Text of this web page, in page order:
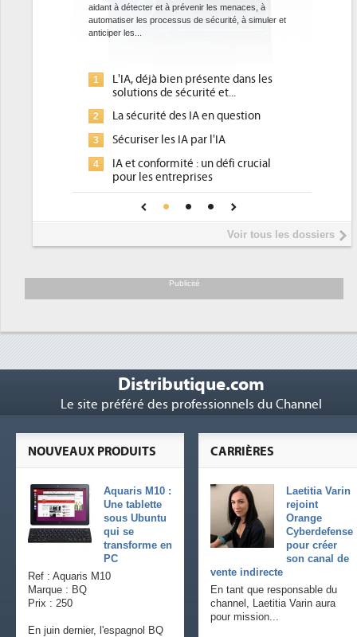
sécurité, à simuler et
Des datacenters plus durables et plus efficaces, c'est
ce que recherchent les pouvoirs publics européens
avec la mise en oeuvre de la nouvelle Directive sur
1
Qu'est-ce que la DEE (directive
d'efficacité énergétique) ?
2
DEE, une pression administrative
place pour répondre à...
Phocea DC dans les cordes pour la
DEE
Interview de Fabrice Coquio,
président de Digital Realty...
soutient les...
Voir tous les dossiers
Publicité
Distributique.com
Le site préféré des professionnels du Channel
CARRIÈRES
Laetitia Varin
rejoint
Orange
Cyberdefense
pour créer
son canal de
vente indirecte
En tant que responsable du
channel, Laetitia Varin aura
pour mission...
NOUVEAUX PRODUITS
Aquaris M10 :
Une tablette
sous Ubuntu
qui se
transforme en
PC
Ref : Aquaris M10
Marque : BQ
Prix : 250
En juin dernier, l'espagnol BQ